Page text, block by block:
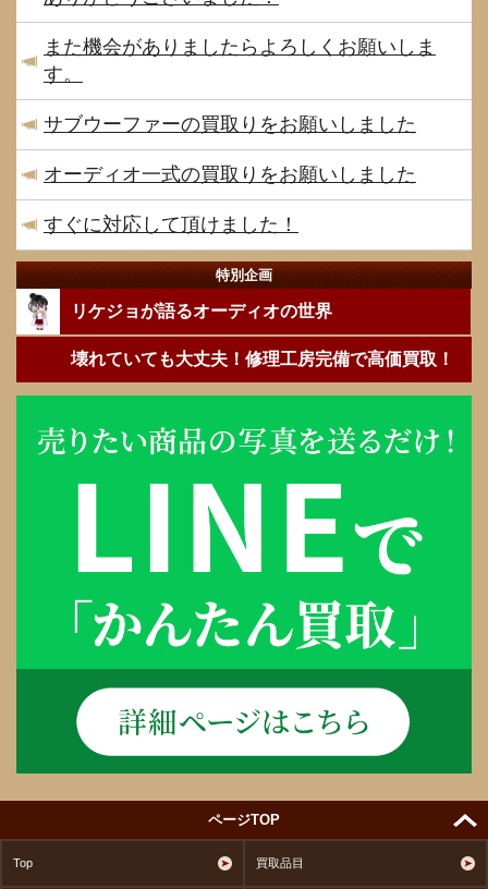
また機会がありましたらよろしくお願いしま
す。
サブウーファーの買取りをお願いしました
オーディオ一式の買取りをお願いしました
すぐに対応して頂けました！
特別企画
リケジョが語るオーディオの世界
壊れていても大丈夫！修理工房完備で高価買取！
ページTOP
Top 買取品目